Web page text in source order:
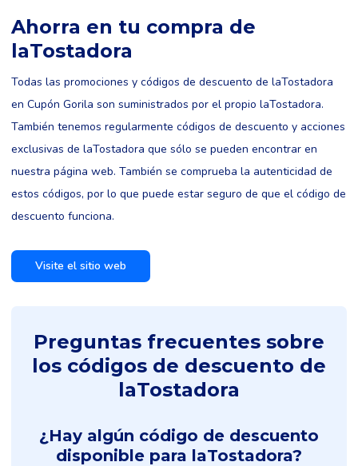
Ahorra en tu compra de
laTostadora
Todas las promociones y códigos de descuento de laTostadora
en Cupón Gorila son suministrados por el propio laTostadora.
También tenemos regularmente códigos de descuento y acciones
exclusivas de laTostadora que sólo se pueden encontrar en
nuestra página web. También se comprueba la autenticidad de
estos códigos, por lo que puede estar seguro de que el código de
descuento funciona.
Visite el sitio web
Preguntas frecuentes sobre
los códigos de descuento de
laTostadora
¿Hay algún código de descuento
disponible para laTostadora?